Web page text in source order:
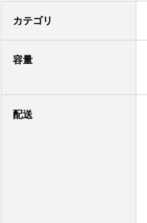
カテゴリ
容量
配送